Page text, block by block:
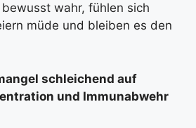
wahr, fühlen sich
müde und bleiben es den
schleichend auf
und Immunabwehr